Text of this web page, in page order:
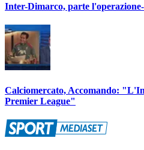
Inter-Dimarco, parte
Calciomercato, Accomando:
Premier League"